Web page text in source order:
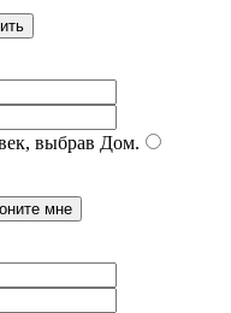
выбрав Дом.